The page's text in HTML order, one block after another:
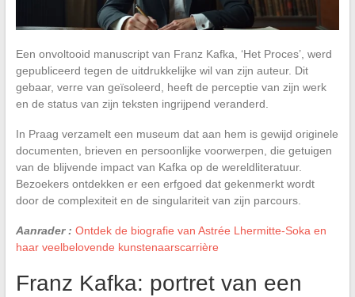
Een onvoltooid manuscript van Franz Kafka, ‘Het Proces’, werd
gepubliceerd tegen de uitdrukkelijke wil van zijn auteur. Dit
gebaar, verre van geïsoleerd, heeft de perceptie van zijn werk
en de status van zijn teksten ingrijpend veranderd.
In Praag verzamelt een museum dat aan hem is gewijd originele
documenten, brieven en persoonlijke voorwerpen, die getuigen
van de blijvende impact van Kafka op de wereldliteratuur.
Bezoekers ontdekken er een erfgoed dat gekenmerkt wordt
door de complexiteit en de singulariteit van zijn parcours.
Aanrader : Ontdek de biografie van Astrée Lhermitte-Soka en
haar veelbelovende kunstenaarscarrière
Franz Kafka: portret van een